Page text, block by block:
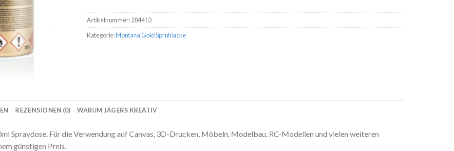
Artikelnummer:284410
Kategorie:Montana Gold Sprühlacke
REZENSIONEN (0) WARUM JÄGERS KREATIV
Spraydose. Für die Verwendung auf Canvas, 3D-Drucken, Möbeln, Modelbau, RC-Modellen und vielen weiteren
günstigen Preis.